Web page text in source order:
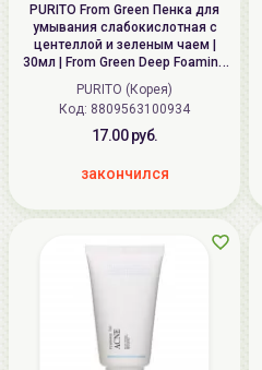
PURITO From Green Пенка для
умывания слабокислотная с
центеллой и зеленым чаем |
30мл | From Green Deep Foaming
Cleanser
PURITO (Корея)
Код: 8809563100934
17.00 руб.
закончился